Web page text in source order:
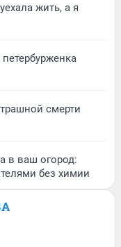
жить, а я
смерти
в ваш огород:
без химии